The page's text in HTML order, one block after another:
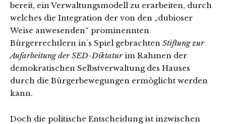
bereit, ein Verwaltungsmodell zu erarbeiten, durch
welches die Integration der von den „dubioser
Weise anwesenden“ prominennten
Bürgerrechtlern in´s Spiel gebrachten Stiftung zur
Aufarbeitung der SED-Diktaturim Rahmen der
demokratischen Selbstverwaltung des Hauses
durch die Bürgerbewegungen ermöglicht werden
kann.
Doch die politische Entscheidung ist inzwischen